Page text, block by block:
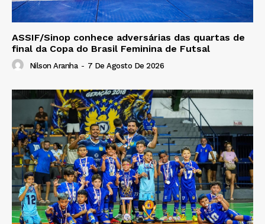
ASSIF/Sinop conhece adversárias das quartas de
final da Copa do Brasil Feminina de Futsal
Nilson Aranha - 7 De Agosto De 2026